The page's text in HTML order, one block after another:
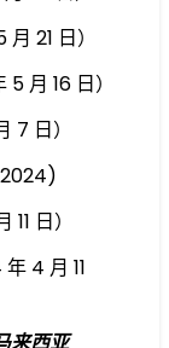
21 日）
5 月 16 日）
7 日）
日）
年 4 月 11